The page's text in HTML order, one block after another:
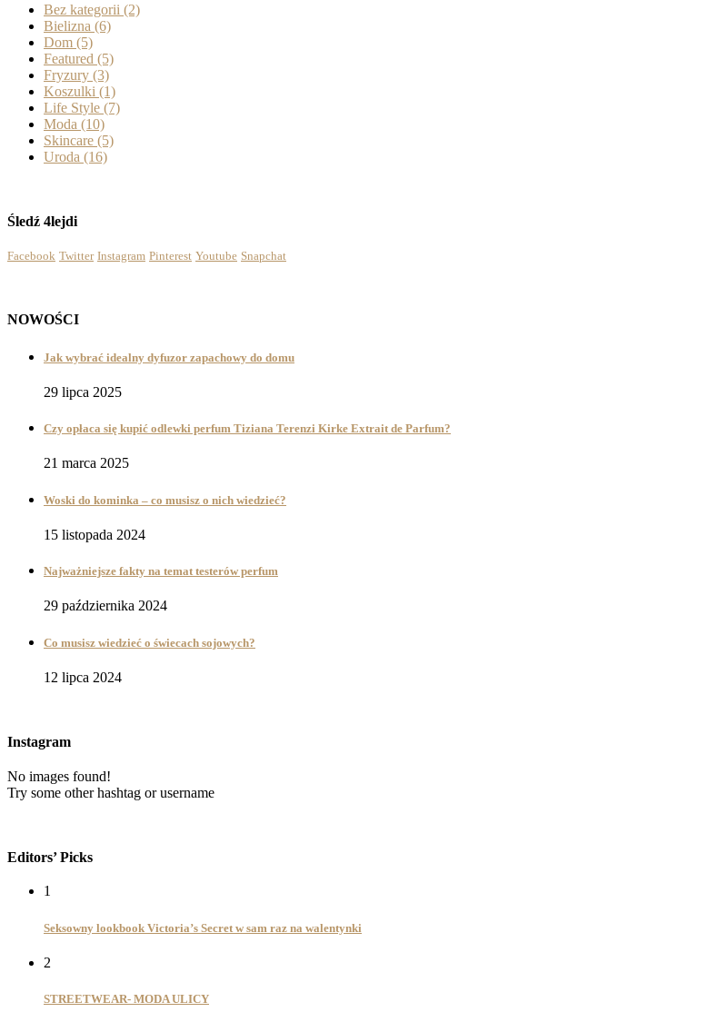
Bez kategorii (2)
Bielizna (6)
Dom (5)
Featured (5)
Fryzury (3)
Koszulki (1)
Life Style (7)
Moda (10)
Skincare (5)
Uroda (16)
Śledź 4lejdi
Facebook Twitter Instagram Pinterest Youtube Snapchat
NOWOŚCI
Jak wybrać idealny dyfuzor zapachowy do domu
29 lipca 2025
Czy opłaca się kupić odlewki perfum Tiziana Terenzi Kirke Extrait de Parfum?
21 marca 2025
Woski do kominka – co musisz o nich wiedzieć?
15 listopada 2024
Najważniejsze fakty na temat testerów perfum
29 października 2024
Co musisz wiedzieć o świecach sojowych?
12 lipca 2024
Instagram
No images found!
Try some other hashtag or username
Editors’ Picks
1
Seksowny lookbook Victoria’s Secret w sam raz na walentynki
2
STREETWEAR- MODA ULICY